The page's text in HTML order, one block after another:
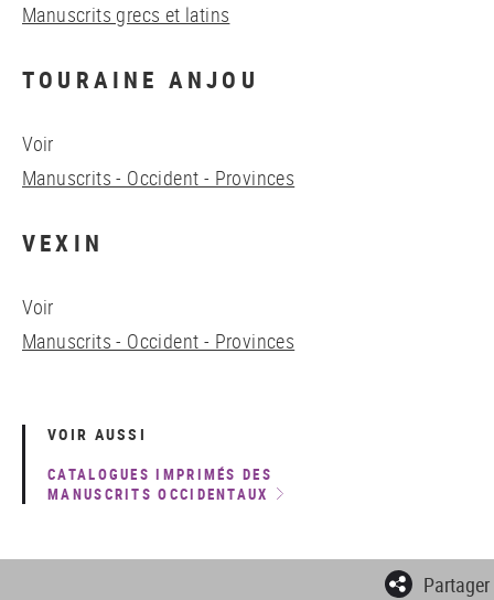
Manuscrits grecs et latins
TOURAINE ANJOU
Voir
Manuscrits - Occident - Provinces
VEXIN
Voir
Manuscrits - Occident - Provinces
VOIR AUSSI
CATALOGUES IMPRIMÉS DES
MANUSCRITS OCCIDENTAUX
Partager